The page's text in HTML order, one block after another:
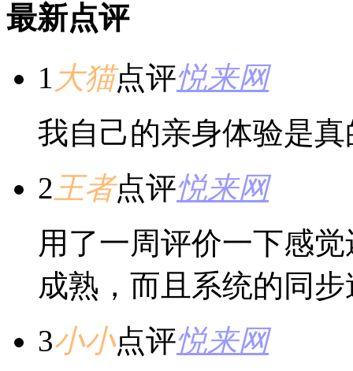
最新点评
1 大猫点评悦来网
我自己的亲身体验是
2 王者点评悦来网
用了一周评价一下感
成熟，而且系统的同
3小小点评悦来网